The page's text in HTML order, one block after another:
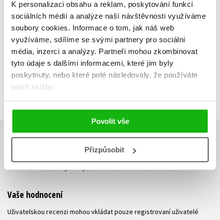
K personalizaci obsahu a reklam, poskytování funkcí
sociálních médií a analýze naší návštěvnosti využíváme
soubory cookies. Informace o tom, jak náš web
využíváme, sdílíme se svými partnery pro sociální
média, inzerci a analýzy. Partneři mohou zkombinovat
tyto údaje s dalšími informacemi, které jim byly
poskytnuty, nebo které poté následovaly, že používáte
jejich služby.
Povolit vše
Přizpůsobit
Do košíku
299 Kč
239 Kč
HODNOCENÍ ČTENÁŘŮ
V současné době nejsou vytvořena žádná uživatelská hodnocení.
Vaše hodnocení
Uživatelskou recenzi mohou vkládat pouze registrovaní uživatelé